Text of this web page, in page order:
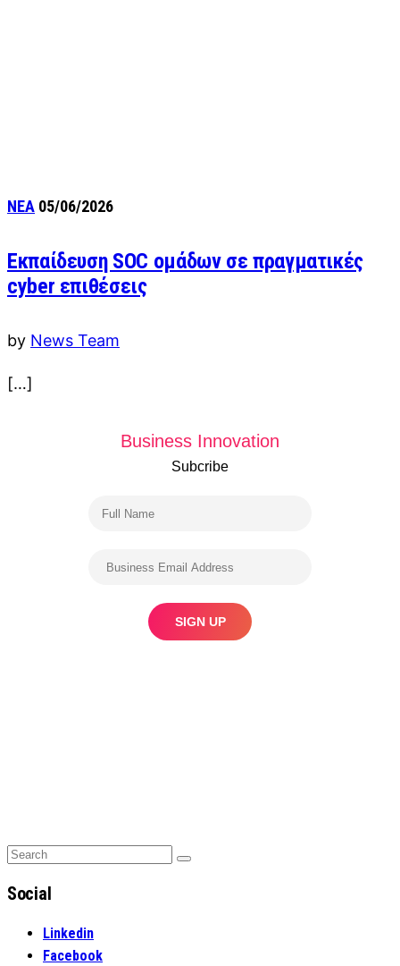
ΝΕΑ 05/06/2026
Εκπαίδευση SOC ομάδων σε πραγματικές
cyber επιθέσεις
by News Team
[…]
Business Innovation
Subcribe
Search
Search
Social
Linkedin
Facebook